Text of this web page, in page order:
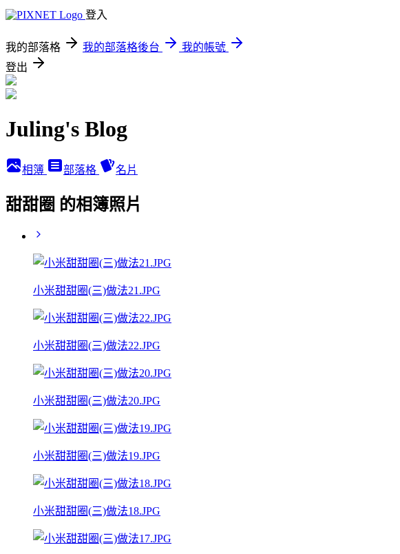
登入
我的部落格 我的部落格後台
我的帳號
登出
Juling's Blog
相簿 部落格 名片
甜甜圈 的相簿照片
小米甜甜圈(三)做法21.JPG
小米甜甜圈(三)做法22.JPG
小米甜甜圈(三)做法20.JPG
小米甜甜圈(三)做法19.JPG
小米甜甜圈(三)做法18.JPG